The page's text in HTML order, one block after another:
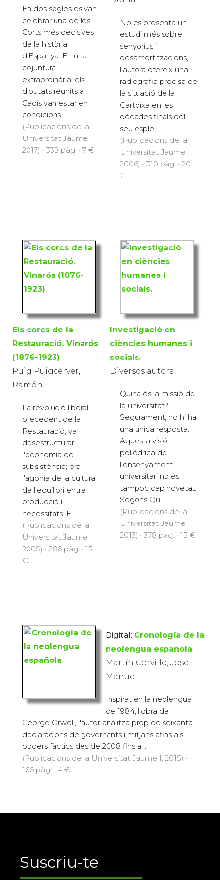
Fa dos segles es van
celebrar una de les
Corts més decisives
de la història
d'Espanya. En una
cojuntura
extraordinària, els
diputats reunits a
Cadis van estar en
condicions...
(Publicacions de la
Universitat Jaume I,
2017) · 338 pàg. · 7 €
No es presenta un
estudi més sobre
senyorius i
desamortitzacions,
l'autora ofereix una
radiografia precisa de
la situació de la
Cartoixa en les
dècades finals del
seu esple...
(Publicacions de la
Universitat Jaume I,
2006) · 310 pàg. · 20
€
Els corcs de la
Restauració. Vinarós
(1876-1923)
Puig Puigcerver,
Ramón
La revolució liberal,
precedent de la
Restauració, va
desestructurar
l'economia de
subsistència; era
l'agonia de la cultura
de l'equilibri entre
producció i
necessitats. E...
(Publicacions de la
Universitat Jaume I,
2005) · 286 pàg. · 15
€
Investigació en
ciències humanes i
socials.
Diversos autors
Quina és la missió de
la universitat?
Segurament, no hi ha
una única resposta.
Aquesta visió
polièdrica de
l'ensenyament
universitari no és
tampoc cap novetat.
Segons Qu...
(Publicacions de la
Universitat Jaume I,
2013) · 378 pàg. · 15 €
Digital: Cronología de la
neolengua española
Martín Corvillo, José
Manuel
Inspirat en la neolengua
de 1984, l'obra de
George Orwell, l'autor analitza prop de seixanta
declaracions de governants i mitjans afins als
poders fàctics des de 2008 fins a ...
(Publicacions de la Universitat Jaume I, 2015) ·
166 pàg. · 4 €
Suscriu-te